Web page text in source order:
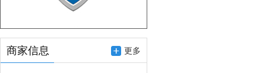
商家信息 更多